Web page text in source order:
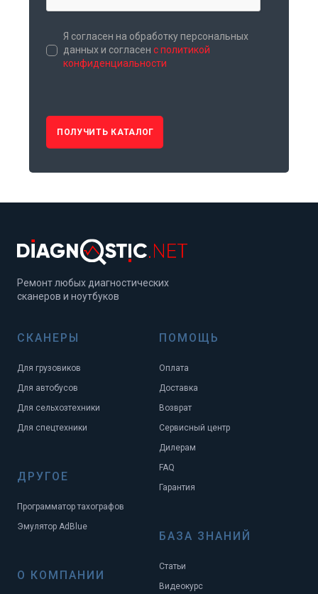
Я согласен на обработку персональных
данных и согласен с политикой
конфиденциальности
ПОЛУЧИТЬ КАТАЛОГ
Ремонт любых диагностических
сканеров и ноутбуков
СКАНЕРЫ
Для грузовиков
Для автобусов
Для сельхозтехники
Для спецтехники
ДРУГОЕ
Программатор тахографов
Эмулятор AdBlue
О КОМПАНИИ
ПОМОЩЬ
Оплата
Доставка
Возврат
Сервисный центр
Дилерам
FAQ
Гарантия
БАЗА ЗНАНИЙ
Статьи
Видеокурс